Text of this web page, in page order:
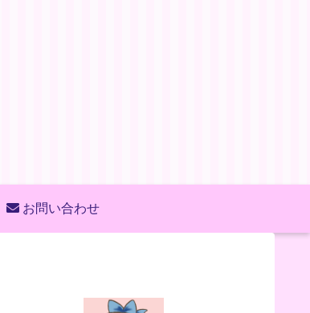
お問い合わせ